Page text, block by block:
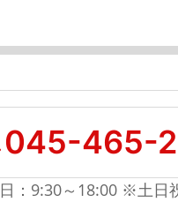
045-465-
：9:30～18:00 ※土日